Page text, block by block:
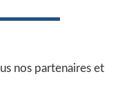
nos partenaires et